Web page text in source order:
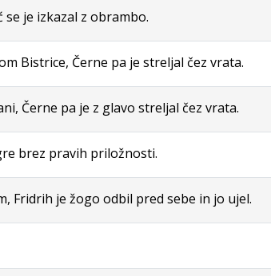
je izkazal z obrambo.
Bistrice, Černe pa je streljal čez vrata.
Černe pa je z glavo streljal čez vrata.
brez pravih priložnosti.
Fridrih je žogo odbil pred sebe in jo ujel.